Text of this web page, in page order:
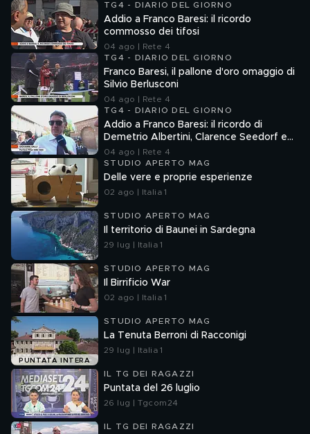
TG4 - DIARIO DEL GIORNO
Addio a Franco Baresi: il ricordo
commosso dei tifosi
04 ago | Rete 4
TG4 - DIARIO DEL GIORNO
Franco Baresi, il pallone d'oro omaggio di
Silvio Berlusconi
04 ago | Rete 4
TG4 - DIARIO DEL GIORNO
Addio a Franco Baresi: il ricordo di
Demetrio Albertini, Clarence Seedorf e
Giovanni Galli
04 ago | Rete 4
STUDIO APERTO MAG
Delle vere e proprie esperienze
02 ago | Italia 1
STUDIO APERTO MAG
Il territorio di Baunei in Sardegna
29 lug | Italia 1
STUDIO APERTO MAG
Il Birrificio War
02 ago | Italia 1
PUNTATA INTERA
STUDIO APERTO MAG
La Tenuta Berroni di Racconigi
29 lug | Italia 1
IL TG DEI RAGAZZI
Puntata del 26 luglio
26 lug | Tgcom24
IL TG DEI RAGAZZI